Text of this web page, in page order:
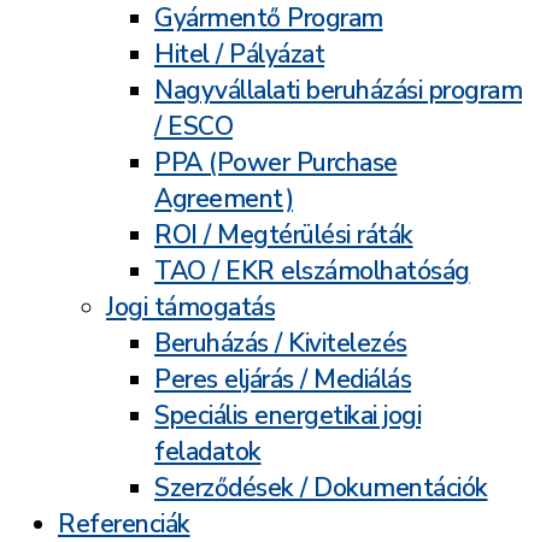
Gyármentő Program
Hitel / Pályázat
Nagyvállalati beruházási program
/ ESCO
PPA (Power Purchase
Agreement)
ROI / Megtérülési ráták
TAO / EKR elszámolhatóság
Jogi támogatás
Beruházás / Kivitelezés
Peres eljárás / Mediálás
Speciális energetikai jogi
feladatok
Szerződések / Dokumentációk
Referenciák